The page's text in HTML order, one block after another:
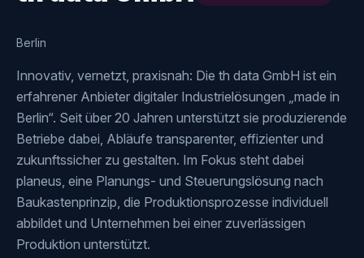
Berlin
Innovativ, vernetzt, praxisnah: Die th data GmbH ist ein
erfahrener Anbieter digitaler Industrielösungen „made in
Berlin“. Seit über 20 Jahren unterstützt sie produzierende
Betriebe dabei, Abläufe transparenter, effizienter und
zukunftssicher zu gestalten. Im Fokus steht dabei
planeus, eine Planungs- und Steuerungslösung nach
Baukastenprinzip, die Produktionsprozesse individuell
abbildet und Unternehmen bei einer zuverlässigen
Produktion unterstützt.